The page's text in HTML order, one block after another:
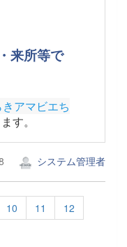
来所等で
アマビエち
す。
システム管理者
10 11
12